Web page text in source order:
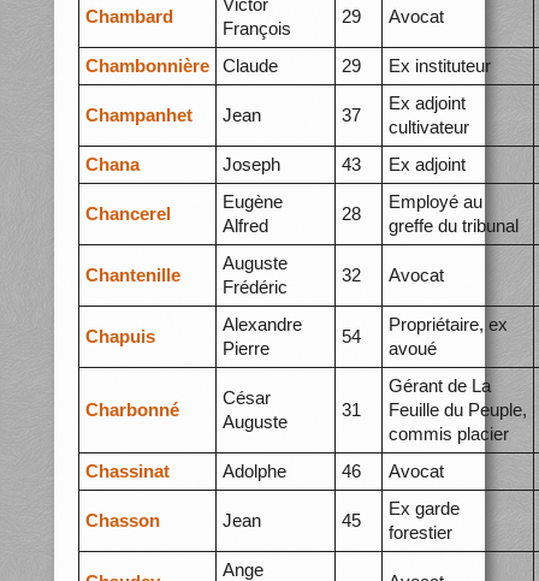
Chambard
Victor
François
29 Avocat
Chambonnière Claude 29 Ex instituteur
Champanhet Jean 37
Ex adjoint
cultivateur
Chana
Joseph 43 Ex adjoint
Chancerel
Eugène
Alfred
28
Employé au
greffe du tribunal
Chantenille
Auguste
Frédéric
32 Avocat
Chapuis
Alexandre
Pierre
54
Propriétaire, ex
avoué
Charbonné
César
Auguste
31
Gérant de La
Feuille du Peuple,
commis placier
Chassinat
Adolphe 46 Avocat
Chasson Jean 45
Ex garde
forestier
Ange